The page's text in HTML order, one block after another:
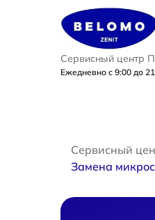
Сервисный центр
Ежедневно с 9:00 до
Сервисный
Замена